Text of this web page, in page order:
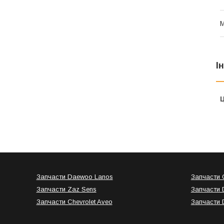
Запчасти Daewoo Lanos
Запчасти Zaz Sens
Запчасти Chevrolet Aveo
Запчасти
Запчасти
Запчасти